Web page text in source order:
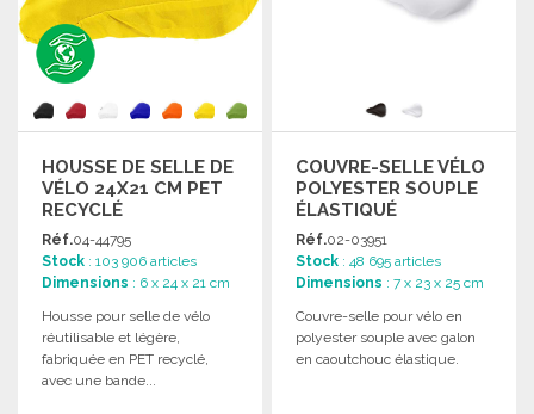
HOUSSE DE SELLE DE
VÉLO 24X21 CM PET
RECYCLÉ
Réf.04-44795
Stock : 103 906 articles
Dimensions : 6 x 24 x 21 cm
Housse pour selle de vélo
réutilisable et légère,
fabriquée en PET recyclé,
avec une bande...
COUVRE-SELLE VÉLO
POLYESTER SOUPLE
ÉLASTIQUÉ
Réf.02-03951
Stock : 48 695 articles
Dimensions : 7 x 23 x 25 cm
Couvre-selle pour vélo en
polyester souple avec galon
en caoutchouc élastique.